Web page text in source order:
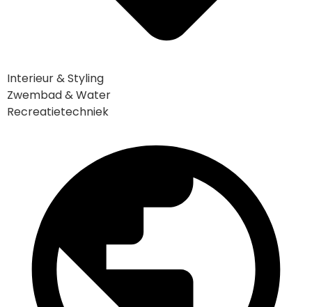
Interieur & Styling
Zwembad & Water
Recreatietechniek